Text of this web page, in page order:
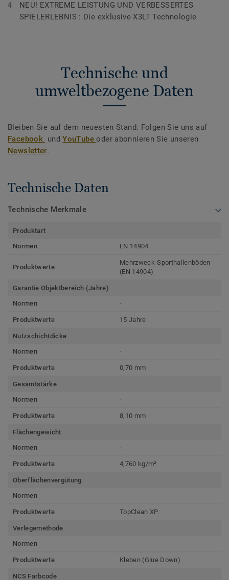
NEU! EXTREME LEISTUNG UND VERBESSERTES
SPIELERLEBNIS : Die exklusive X3LT Technologie
Technische und
umweltbezogene Daten
Bleiben Sie auf dem neuesten Stand. Folgen Sie uns auf
Facebook undYouTubeoder abonnieren Sie unseren
Newsletter.
Technische Daten
Technische Merkmale
Produktart
Normen
EN 14904
Produktwerte
Mehrzweck-Sporthallenböden
(EN 14904)
Garantie Objektbereich (Jahre)
Normen
-
Produktwerte 15 Jahre
Nutzschichtdicke
Normen
-
Produktwerte 0,70 mm
Gesamtstärke
Normen
-
Produktwerte 8,10 mm
Flächengewicht
Normen
-
Produktwerte 4,760 kg/m²
Oberflächenvergütung
Normen
-
Produktwerte TopClean XP
Verlegemethode
Normen
-
Produktwerte Kleben (Glue Down)
NCS Farbcode